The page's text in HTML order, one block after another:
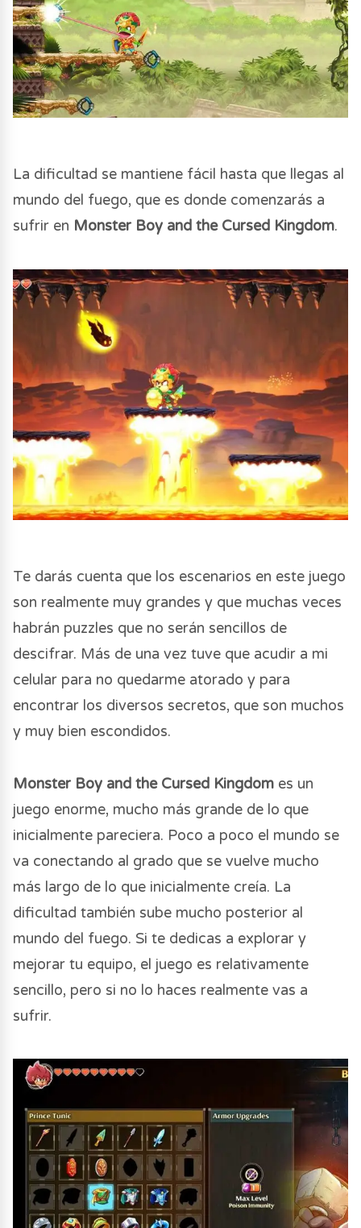
La dificultad se mantiene fácil hasta que llegas al
mundo del fuego, que es donde comenzarás a
sufrir en Monster Boy and the Cursed Kingdom.
Te darás cuenta que los escenarios en este juego
son realmente muy grandes y que muchas veces
habrán puzzles que no serán sencillos de
descifrar. Más de una vez tuve que acudir a mi
celular para no quedarme atorado y para
encontrar los diversos secretos, que son muchos
y muy bien escondidos.
Monster Boy and the Cursed Kingdom es un
juego enorme, mucho más grande de lo que
inicialmente pareciera. Poco a poco el mundo se
va conectando al grado que se vuelve mucho
más largo de lo que inicialmente creía. La
dificultad también sube mucho posterior al
mundo del fuego. Si te dedicas a explorar y
mejorar tu equipo, el juego es relativamente
sencillo, pero si no lo haces realmente vas a
sufrir.